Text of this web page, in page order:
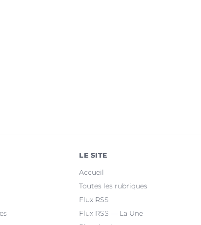
LE SITE
Accueil
Toutes les rubriques
Flux RSS
Flux RSS — La Une